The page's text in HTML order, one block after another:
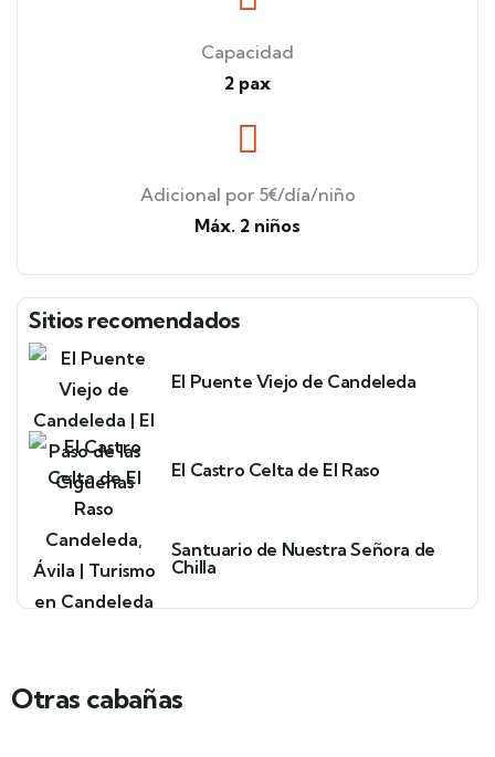
Capacidad
2 pax
Adicional por 5€/día/niño
Máx. 2 niños
Sitios recomendados
El Puente Viejo de Candeleda
El Castro Celta de El Raso
Santuario de Nuestra Señora de
Chilla
Otras cabañas